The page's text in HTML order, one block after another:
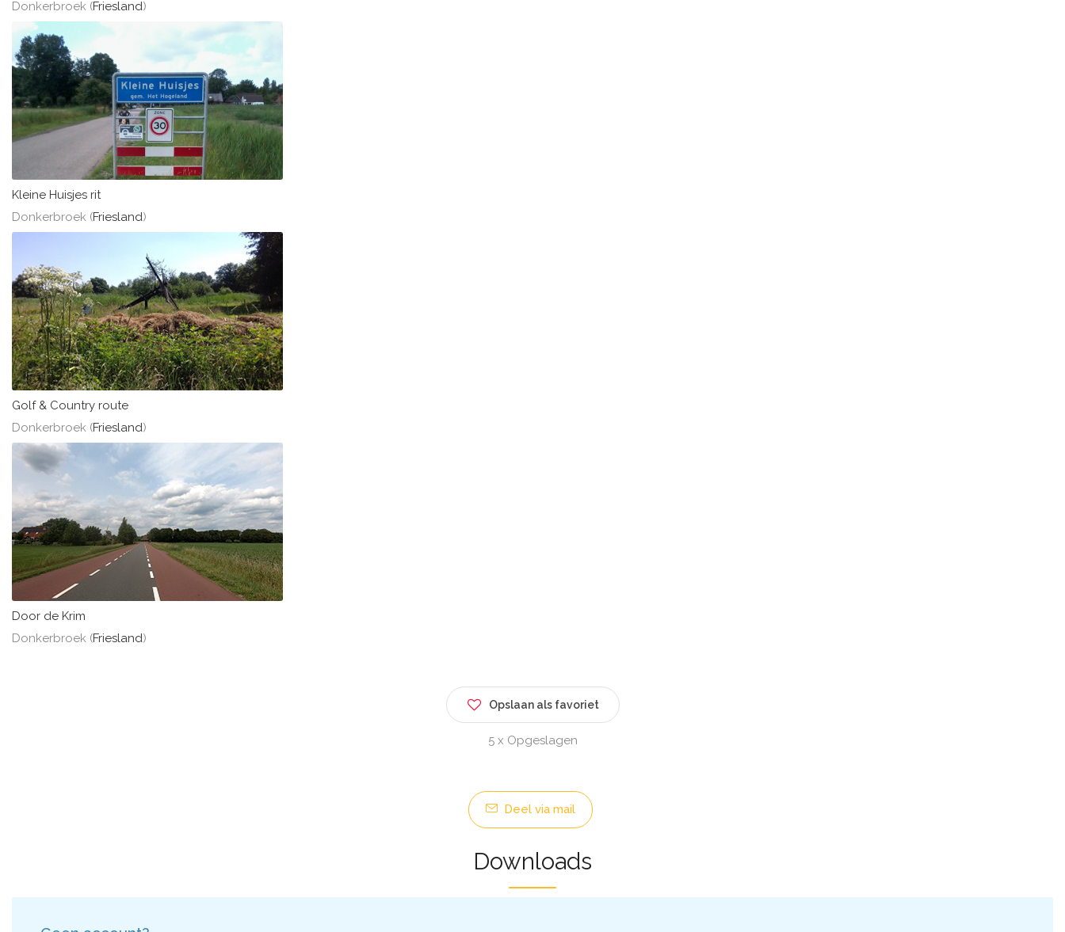
Donkerbroek (Friesland)
Kleine Huisjes rit
Donkerbroek (Friesland)
Golf & Country route
Donkerbroek (Friesland)
Door de Krim
Donkerbroek (Friesland)
Opslaan als favoriet
5 x Opgeslagen
Deel via mail
Downloads